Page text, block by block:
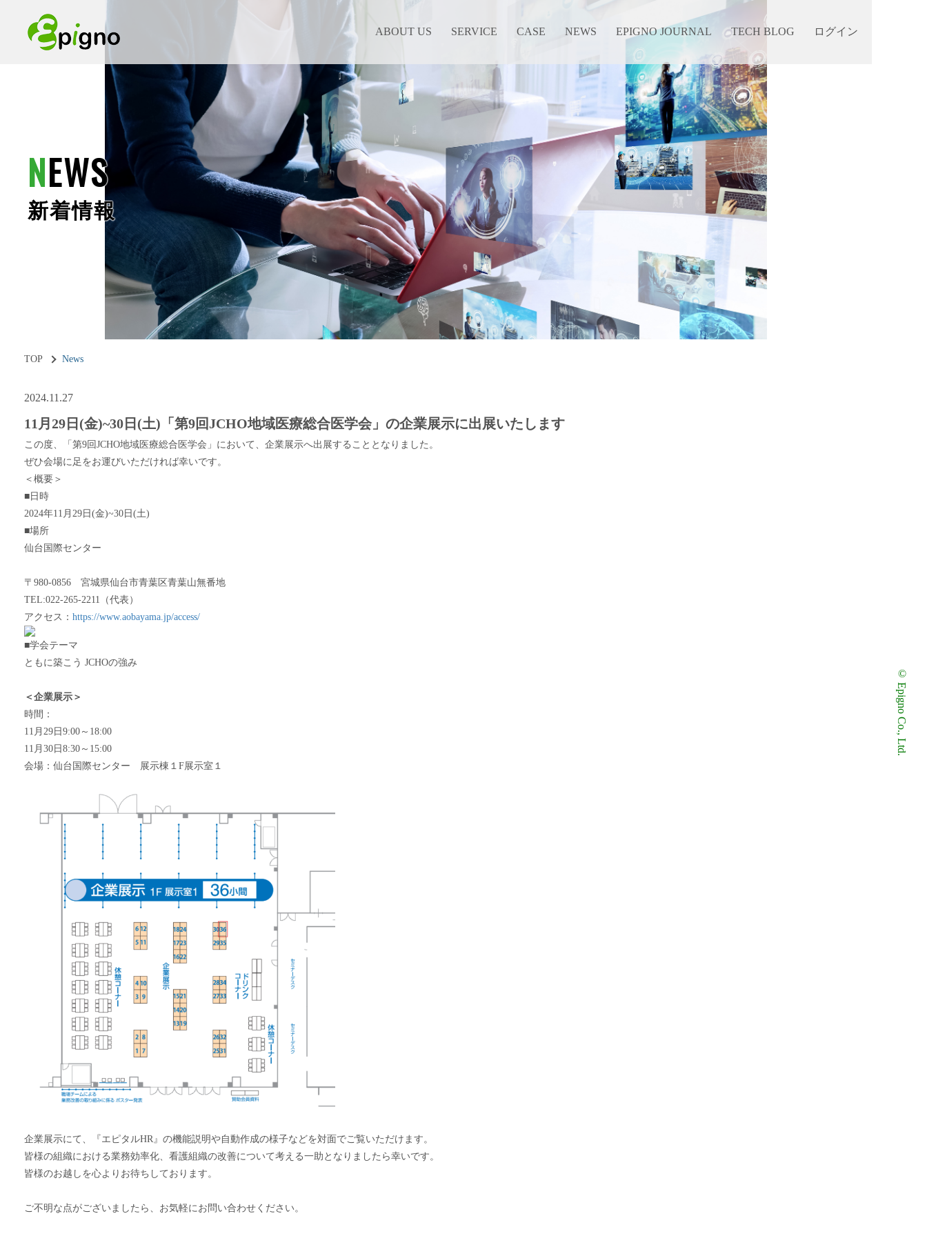
ABOUT US SERVICE CASE NEWS EPIGNO JOURNAL TECH BLOG ログイン
NEWS
新着情報
© Epigno Co., Ltd.
TOP News
2024.11.27
11月29日(金)~30日(土)「第9回JCHO地域医療総合医学会」の企業展示に出展いたします
この度、「第9回JCHO地域医療総合医学会」において、企業展示へ出展することとなりました。
ぜひ会場に足をお運びいただければ幸いです。
＜概要＞
■日時
2024年11月29日(金)~30日(土)
■場所
仙台国際センター
〒980-0856 宮城県仙台市青葉区青葉山無番地
TEL:022-265-2211（代表）
アクセス： https://www.aobayama.jp/access/
■学会テーマ
ともに築こう JCHOの強み
＜企業展示＞
時間：
11月29日9:00～18:00
11月30日8:30～15:00
会場：仙台国際センター 展示棟１F展示室１
企業展示にて、『エピタルHR』の機能説明や自動作成の様子などを対面でご覧いただけます。
皆様の組織における業務効率化、看護組織の改善について考える一助となりましたら幸いです。
皆様のお越しを心よりお待ちしております。
ご不明な点がございましたら、お気軽にお問い合わせください。